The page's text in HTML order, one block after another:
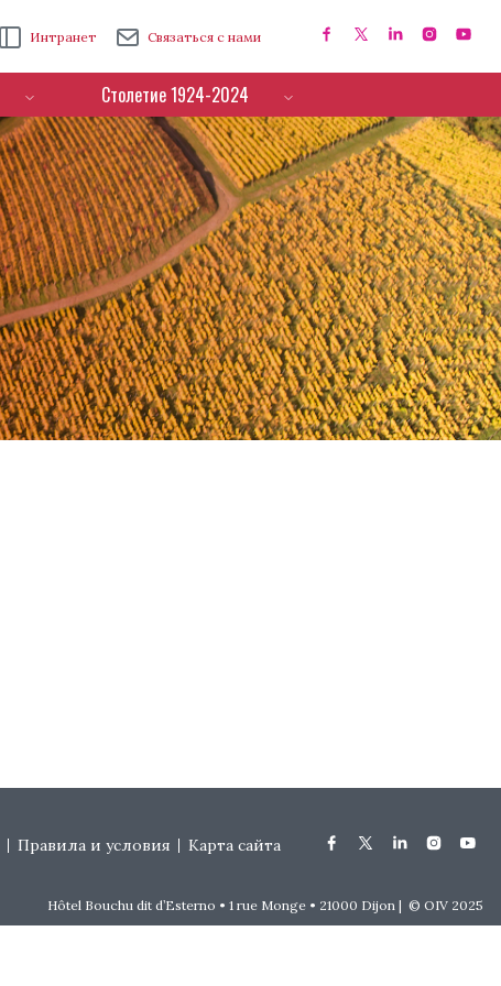
Интранет Связаться с нами
Столетие 1924-2024
Правила и условия Карта сайта
Hôtel Bouchu dit d’Esterno • 1 rue Monge • 21000 Dijon | © OIV 2025